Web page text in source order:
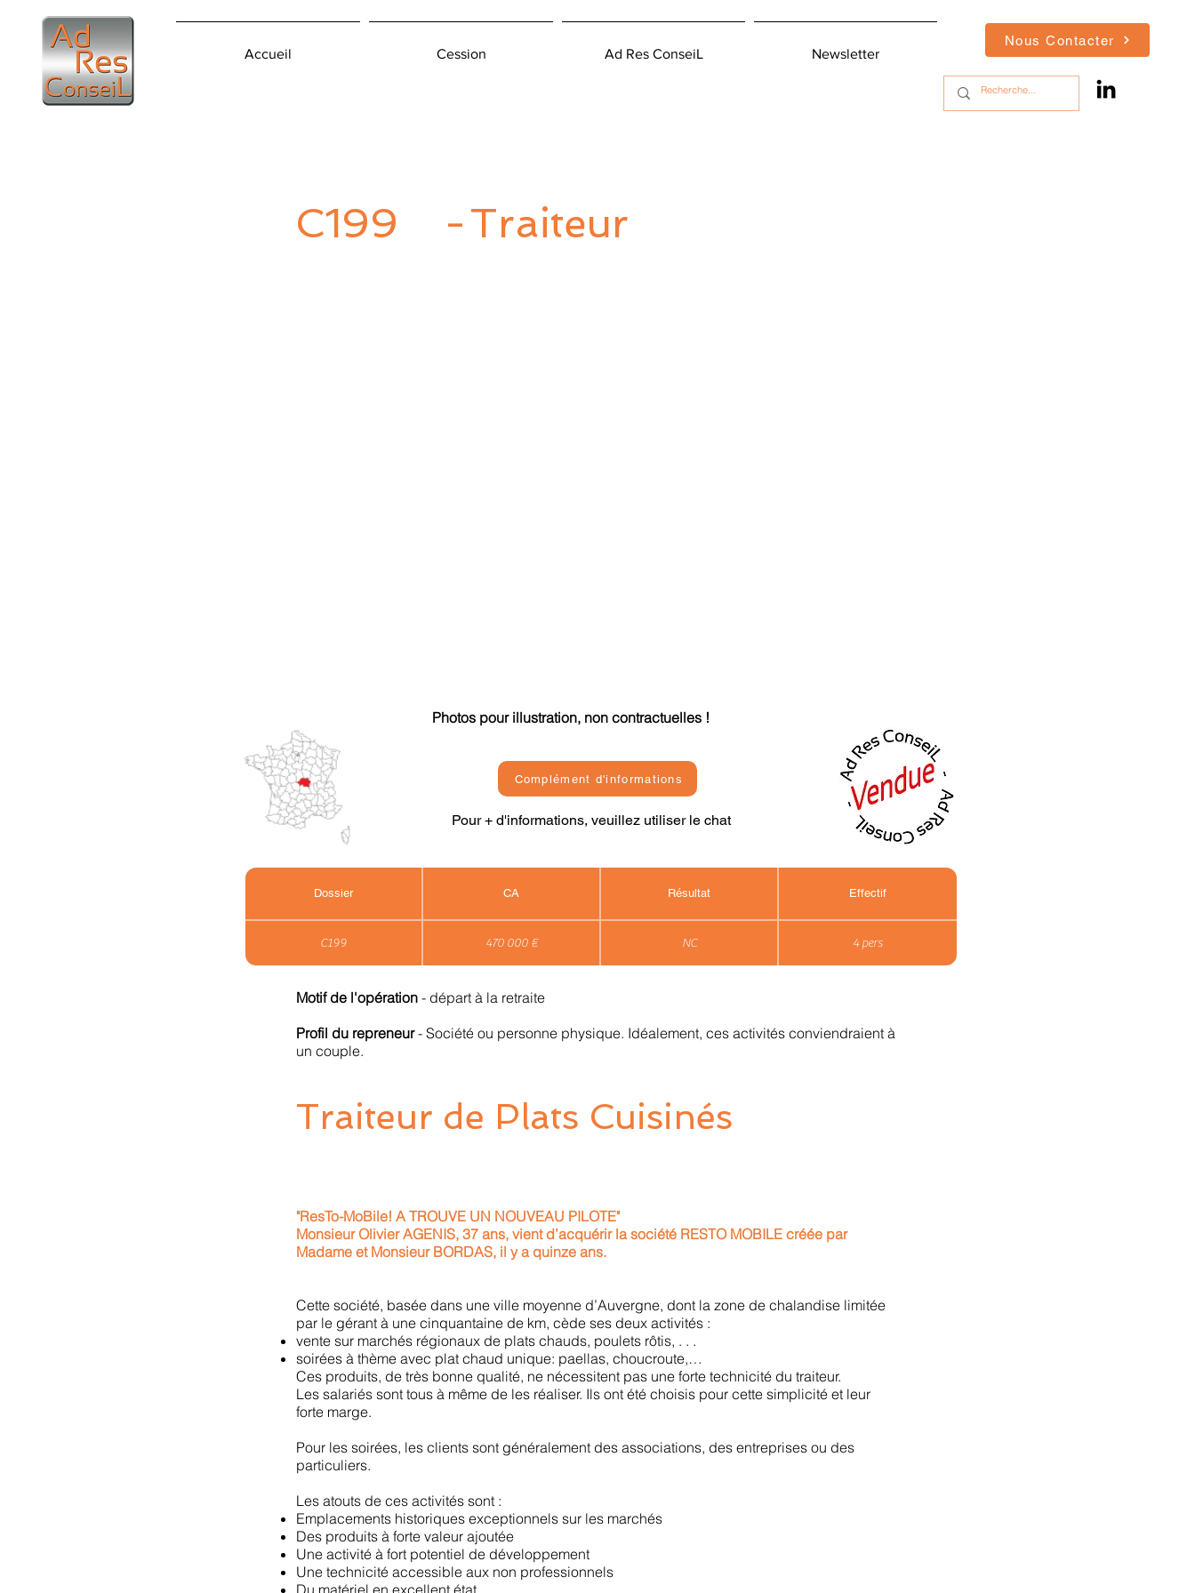
Nous Contacter
Accueil
Cession Ad Res ConseiL Newsletter
C199 -Traiteur
Photos pour illustration, non contractuelles !
Complément d'informations
Pour + d'informations, veuillez utiliser le chat
Dossier CA Résultat Effectif
C199 470 000 € NC 4 pers
Motif de l'opération - départ à la retraite
Profil du repreneur- Société ou personne physique. Idéalement, ces activités conviendraient à
un couple.
Traiteur de Plats Cuisinés
"ResTo-MoBile! A TROUVE UN NOUVEAU PILOTE"
Monsieur Olivier AGENIS, 37 ans, vient d’acquérir la société RESTO MOBILE créée par
Madame et Monsieur BORDAS, il y a quinze ans.
Cette société, basée dans une ville moyenne d’Auvergne, dont la zone de chalandise limitée
par le gérant à une cinquantaine de km, cède ses deux activités :
vente sur marchés régionaux de plats chauds, poulets rôtis, . . .
soirées à thème avec plat chaud unique: paellas, choucroute,…
Ces produits, de très bonne qualité, ne nécessitent pas une forte technicité du traiteur.
Les salariés sont tous à même de les réaliser. Ils ont été choisis pour cette simplicité et leur
forte marge.
Pour les soirées, les clients sont généralement des associations, des entreprises ou des
particuliers.
Les atouts de ces activités sont :
Emplacements historiques exceptionnels sur les marchés
Des produits à forte valeur ajoutée
Une activité à fort potentiel de développement
Une technicité accessible aux non professionnels
Du matériel en excellent état